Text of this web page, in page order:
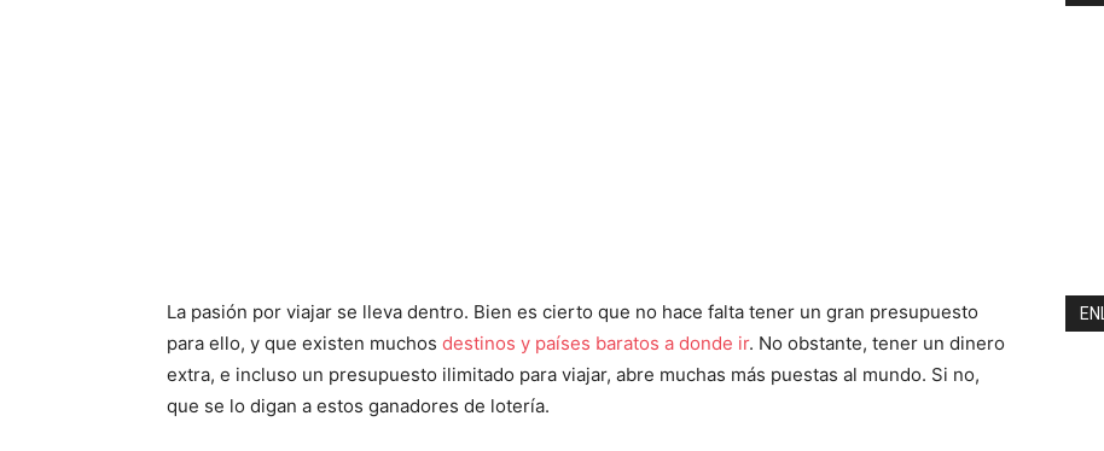
La pasión por viajar se lleva dentro. Bien es cierto que no hace falta tener un gran presupuesto
para ello, y que existen muchos destinos y países baratos a donde ir. No obstante, tener un dinero
extra, e incluso un presupuesto ilimitado para viajar, abre muchas más puestas al mundo. Si no,
que se lo digan a estos ganadores de lotería.